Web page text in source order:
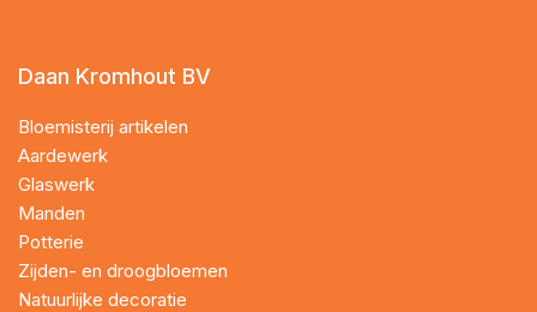
Daan Kromhout BV
Bloemisterij artikelen
Aardewerk
Glaswerk
Manden
Potterie
Zijden- en droogbloemen
Natuurlijke decoratie